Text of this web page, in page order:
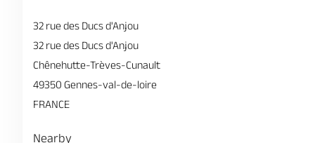
32 rue des Ducs d'Anjou
32 rue des Ducs d'Anjou
Chênehutte-Trèves-Cunault
49350 Gennes-val-de-loire
FRANCE
Nearby